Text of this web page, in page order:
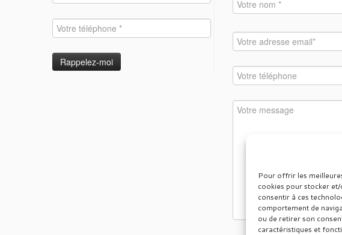
Pour offrir les
cookies pour stocker
consentir à ces
comportement de
ou de retirer son
caractéristiques et